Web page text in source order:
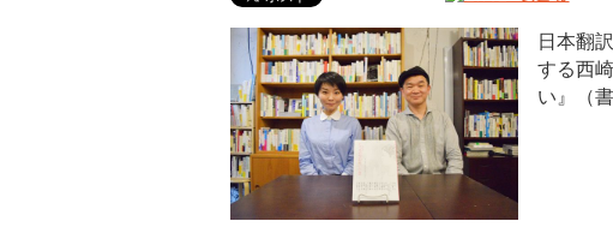
日本翻
する西
い』（